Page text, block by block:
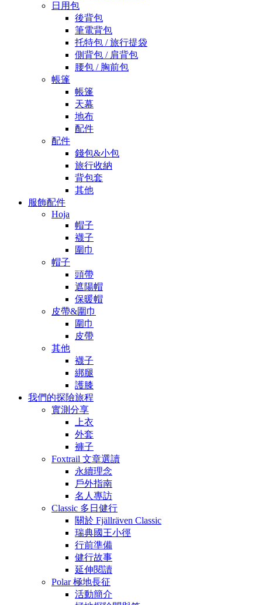
日用包
後背包
筆電背包
托特包 / 旅行提袋
側背包 / 肩背包
腰包 / 胸前包
帳篷
帳篷
天幕
地布
配件
配件
錢包&小包
旅行收納
背包套
其他
服飾配件
Hoja
帽子
襪子
圍巾
帽子
頭帶
遮陽帽
保暖帽
皮帶&圍巾
圍巾
皮帶
其他
襪子
綁腿
護膝
我們的探險旅程
實測分享
上衣
外套
褲子
Foxtrail 文章選讀
永續理念
戶外指南
名人專訪
Classic 多日健行
關於 Fjällräven Classic
瑞典國王小徑
行前準備
健行故事
延伸閱讀
Polar 極地長征
活動簡介